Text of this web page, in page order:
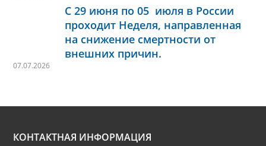
С 29 июня по 05 июля в России
проходит Неделя, направленная
на снижение смертности от
внешних причин.
07.07.2026
КОНТАКТНАЯ ИНФОРМАЦИЯ